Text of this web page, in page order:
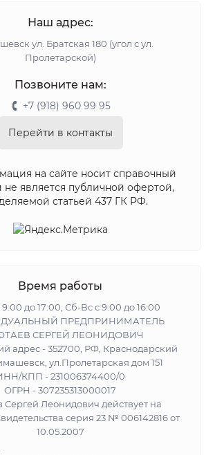
Наш адрес:
ул. Братская 180 (угол с ул.
Пролетарской)
Позвоните нам:
+7 (918) 960 99 95
Перейти в контакты
на сайте носит справочный
не является публичной офертой,
статьей 437 ГК РФ.
Время работы
до 17:00, Сб-Вс с 9:00 до 16:00
ПРЕДПРИНИМАТЕЛЬ
СЕРГЕЙ ЛЕОНИДОВИЧ
адрес - 352700, РФ, Краснодарский
ул.Пролетарская дом 151
КПП - 231006374400/0
ОГРН - 307235313000017
Сергей Леонидович действует на
серия 23 № 006142816 от
10.05.2007